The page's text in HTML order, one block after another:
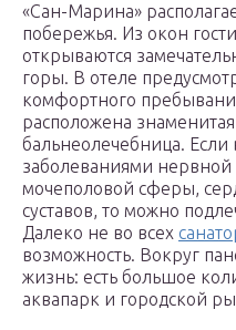
«Сан-Марина»
побережья. Из окон
открываются
горы. В отеле
комфортного
расположена
бальнеолечебница. Если
заболеваниями
мочеполовой сферы,
суставов, то можно
Далеко не во всех
возможность. Вокруг
жизнь: есть большое
аквапарк и городской